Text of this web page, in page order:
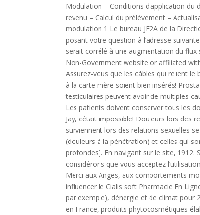
Modulation – Conditions d’application du
revenu – Calcul du prélèvement –
modulation 1 Le bureau JF2A de la
posant votre question à l’adresse
serait corrélé à une augmentation du flux
Non-Government website or affiliated
Assurez-vous que les câbles qui relient
à la carte mère soient bien insérés!
testiculaires peuvent avoir de multiples
Les patients doivent conserver tous les
Jay, cétait impossible! Douleurs lors des
surviennent lors des relations sexuelles
(douleurs à la pénétration) et celles qui
profondes). En navigant sur le site,
considérons que vous acceptez
Merci aux Anges, aux comportements
influencer le Cialis soft Pharmacie En
par exemple), dénergie et de climat pour
en France, produits phytocosmétiques